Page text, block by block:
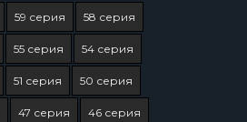
59 серия 58 серия
55 серия 54 серия
51 серия 50 серия
47 серия 46 серия